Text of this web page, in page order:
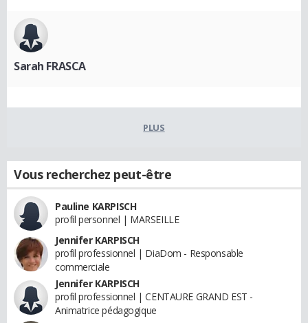
Sarah FRASCA
PLUS
Vous recherchez peut-être
Pauline KARPISCH
profil personnel | MARSEILLE
Jennifer KARPISCH
profil professionnel | DiaDom - Responsable
commerciale
Jennifer KARPISCH
profil professionnel | CENTAURE GRAND EST -
Animatrice pédagogique